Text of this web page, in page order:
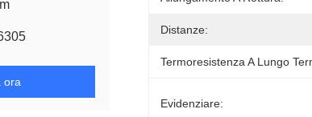
ora
Distanze:
Termoresistenza A Lungo
Evidenziare: